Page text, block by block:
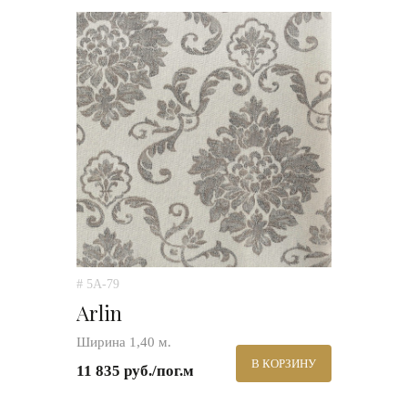
# 5A-79
Arlin
Ширина 1,40 м.
11 835 руб./пог.м В КОРЗИНУ